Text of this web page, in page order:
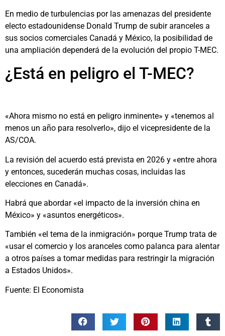
En medio de turbulencias por las amenazas del presidente
electo estadounidense Donald Trump de subir aranceles a
sus socios comerciales Canadá y México, la posibilidad de
una ampliación dependerá de la evolución del propio T-MEC.
¿Está en peligro el T-MEC?
«Ahora mismo no está en peligro inminente» y «tenemos al
menos un año para resolverlo», dijo el vicepresidente de la
AS/COA.
La revisión del acuerdo está prevista en 2026 y «entre ahora
y entonces, sucederán muchas cosas, incluidas las
elecciones en Canadá».
Habrá que abordar «el impacto de la inversión china en
México» y «asuntos energéticos».
También «el tema de la inmigración» porque Trump trata de
«usar el comercio y los aranceles como palanca para alentar
a otros países a tomar medidas para restringir la migración
a Estados Unidos».
Fuente: El Economista